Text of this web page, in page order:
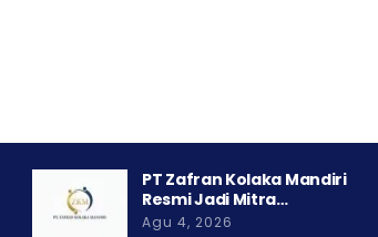
PT Zafran Kolaka Mandiri
Resmi Jadi Mitra…
Agu 4, 2026